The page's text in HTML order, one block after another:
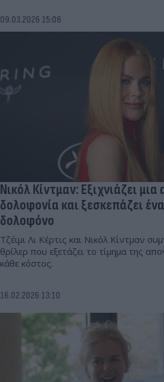
09.03.2026 15:06
Νικόλ Κίντμαν: Εξιχνιάζει
δολοφονία και ξεσκεπάζει
δολοφόνο
Τζέιμι Λι Κέρτις και Νικόλ Κίντμαν
θρίλερ που εξετάζει το τίμημα της
κάθε κόστος.
16.02.2026 13:10